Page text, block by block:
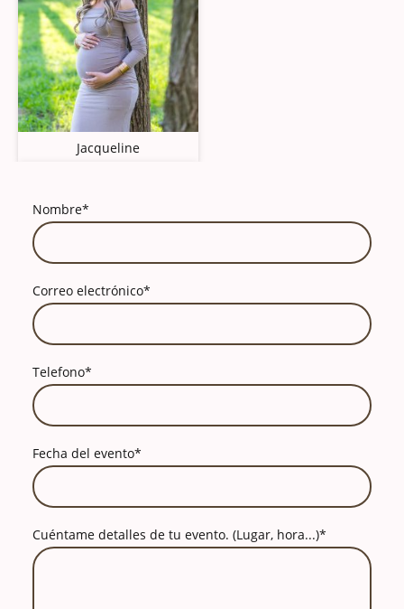
Jacqueline
Nombre*
Correo electrónico*
Telefono*
Fecha del evento*
Cuéntame detalles de tu evento. (Lugar, hora...)*